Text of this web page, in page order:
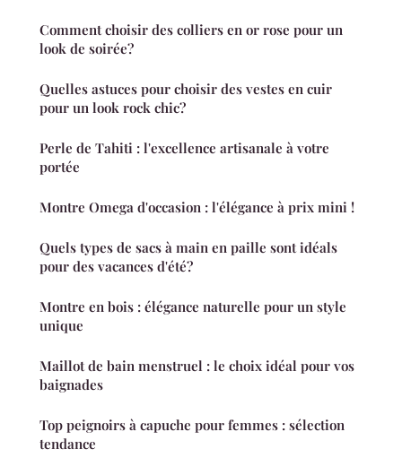
Comment choisir des colliers en or rose pour un
look de soirée?
Quelles astuces pour choisir des vestes en cuir
pour un look rock chic?
Perle de Tahiti : l'excellence artisanale à votre
portée
Montre Omega d'occasion : l'élégance à prix mini !
Quels types de sacs à main en paille sont idéals
pour des vacances d'été?
Montre en bois : élégance naturelle pour un style
unique
Maillot de bain menstruel : le choix idéal pour vos
baignades
Top peignoirs à capuche pour femmes : sélection
tendance